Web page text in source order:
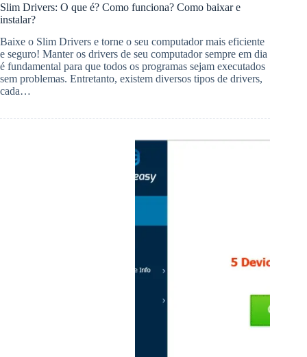
Slim Drivers: O que é? Como funciona? Como baixar e
instalar?
Baixe o Slim Drivers e torne o seu computador mais eficiente
e seguro! Manter os drivers de seu computador sempre em dia
é fundamental para que todos os programas sejam executados
sem problemas. Entretanto, existem diversos tipos de drivers,
cada…